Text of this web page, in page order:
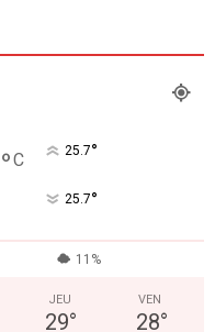
°C 25.7°
25.7°
11%
JEU
29°
VEN
28°